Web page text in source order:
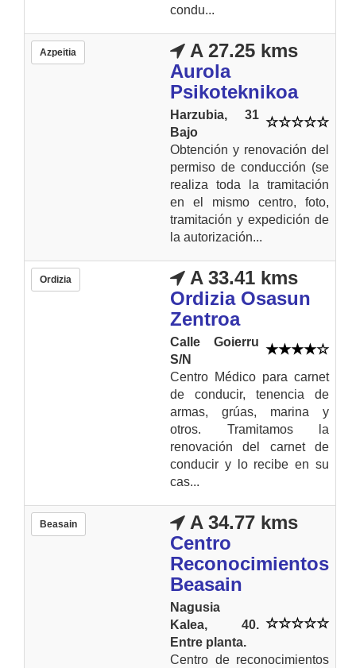
condu...
Azpeitia
A 27.25 kms
Aurola
Psikoteknikoa
Harzubia, 31
Bajo
Obtención y renovación del
permiso de conducción (se
realiza toda la tramitación
en el mismo centro, foto,
tramitación y expedición de
la autorización...
Ordizia
A 33.41 kms
Ordizia Osasun
Zentroa
Calle Goierru
S/N
Centro Médico para carnet
de conducir, tenencia de
armas, grúas, marina y
otros. Tramitamos la
renovación del carnet de
conducir y lo recibe en su
cas...
Beasain
A 34.77 kms
Centro
Reconocimientos
Beasain
Nagusia
Kalea, 40.
Entre planta.
Centro de reconocimientos